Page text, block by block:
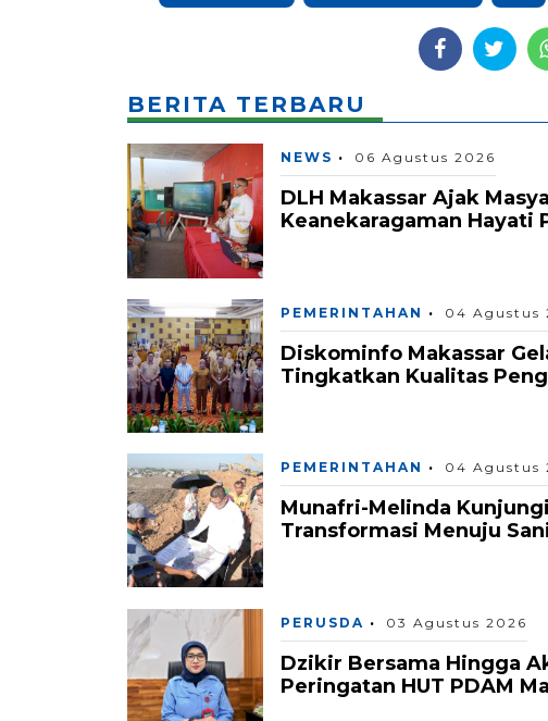
BERITA TERBARU
NEWS 06 Agustus 2026
DLH Makassar Ajak
Keanekaragaman Hayati
PEMERINTAHAN 04 Agustus
Diskominfo Makassar
Tingkatkan Kualitas
PEMERINTAHAN 04 Agustus
Munafri-Melinda
Transformasi Menuju
PERUSDA 03 Agustus 2026
Dzikir Bersama Hingga
Peringatan HUT PDAM